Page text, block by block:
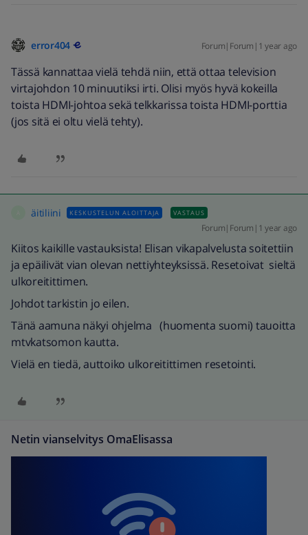
error404 Forum|Forum|1 year ago
Tässä kannattaa vielä tehdä niin, että ottaa television
virtajohdon 10 minuutiksi irti. Olisi myös hyvä kokeilla
toista HDMI-johtoa sekä telkkarissa toista HDMI-porttia
(jos sitä ei oltu vielä tehty).
äitiliini KESKUSTELUN ALOITTAJA VASTAUS
Forum|Forum|1 year ago
Kiitos kaikille vastauksista! Elisan vikapalvelusta soitettiin
ja epäilivät vian olevan nettiyhteyksissä. Resetoivat sieltä
ulkoreitittimen.
Johdot tarkistin jo eilen.
Tänä aamuna näkyi ohjelma (huomenta suomi) tauoitta
mtvkatsomon kautta.
Vielä en tiedä, auttoiko ulkoreitittimen resetointi.
Netin vianselvitys OmaElisassa